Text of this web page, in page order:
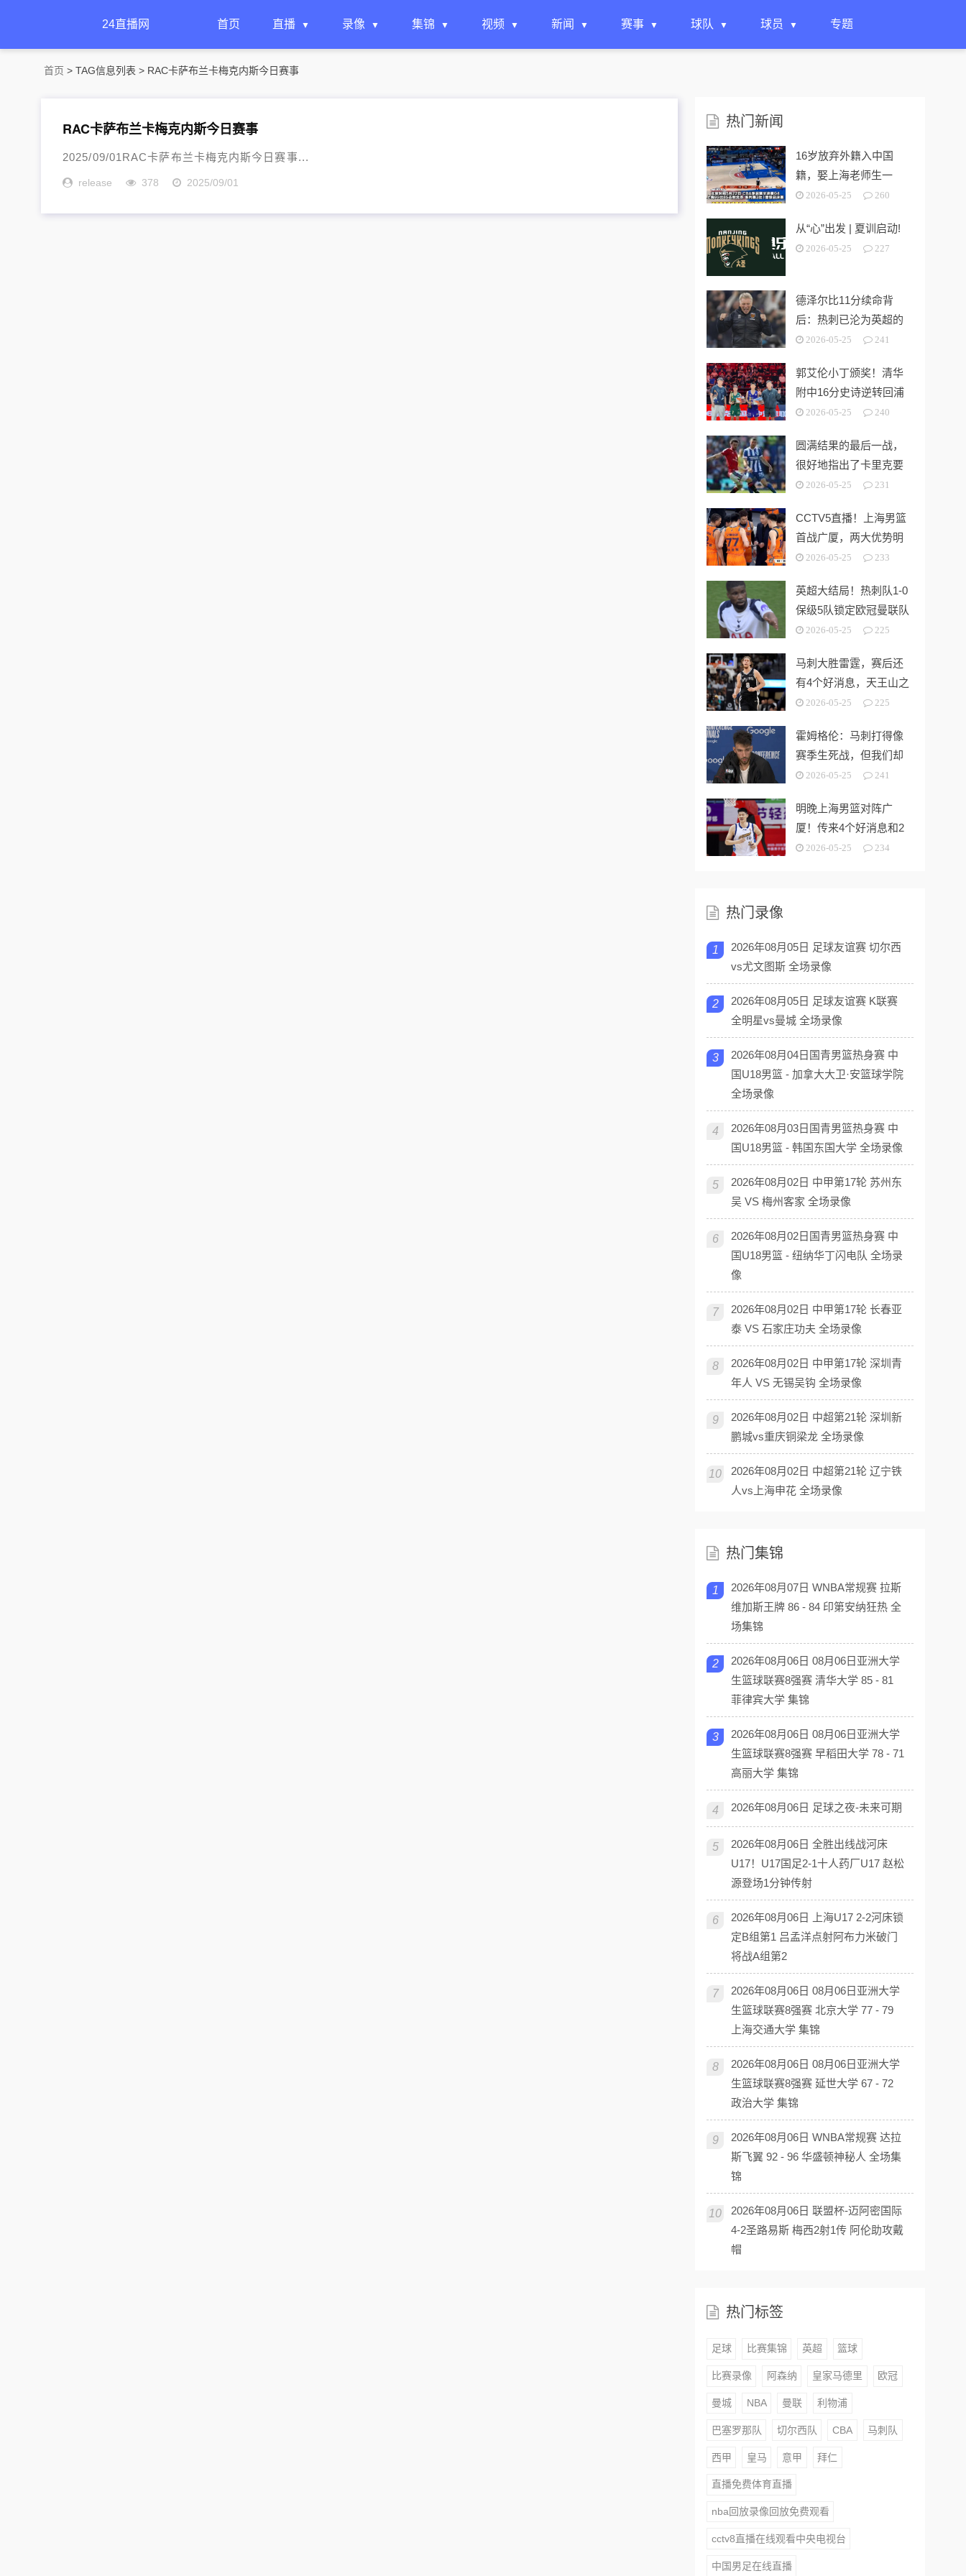
24直播网 首页 直播 录像 集锦 视频 新闻 赛事 球队 球员 专题
首页 > TAG信息列表 > RAC卡萨布兰卡梅克内斯今日赛事
RAC卡萨布兰卡梅克内斯今日赛事
2025/09/01RAC卡萨布兰卡梅克内斯今日赛事...
release 378 2025/09/01
热门新闻
16岁放弃外籍入中国
籍，娶上海老师生一
女，24岁帮上海男篮进
2026-05-25 260
从“心”出发 | 夏训启动!
2026-05-25 227
德泽尔比11分续命背
后：热刺已沦为英超的
“系统性风险样本”！
2026-05-25 241
郭艾伦小丁颁奖！清华
附中16分史诗逆转回浦
中学 时隔5年夺第15冠
2026-05-25 240
圆满结果的最后一战，
很好地指出了卡里克要
解决的终极问题
2026-05-25 231
CCTV5直播！上海男篮
首战广厦，两大优势明
显，孙铭徽带伤出战！
2026-05-25 233
英超大结局！热刺队1-0
保级5队锁定欧冠曼联队
第3切尔西无缘欧战
2026-05-25 225
马刺大胜雷霆，赛后还
有4个好消息，天王山之
战奥利尼克要来了
2026-05-25 225
霍姆格伦：马刺打得像
赛季生死战，但我们却
没找到赢球的办法
2026-05-25 241
明晚上海男篮对阵广
厦！传来4个好消息和2
个坏消息，能拿下开门
2026-05-25 234
热门录像
1
2026年08月05日 足球友谊赛 切尔西
vs尤文图斯 全场录像
2
2026年08月05日 足球友谊赛 K联赛
全明星vs曼城 全场录像
3
2026年08月04日国青男篮热身赛 中
国U18男篮 - 加拿大大卫·安篮球学院
全场录像
4
2026年08月03日国青男篮热身赛 中
国U18男篮 - 韩国东国大学 全场录像
5
2026年08月02日 中甲第17轮 苏州东
吴 VS 梅州客家 全场录像
6
2026年08月02日国青男篮热身赛 中
国U18男篮 - 纽纳华丁闪电队 全场录
像
7
2026年08月02日 中甲第17轮 长春亚
泰 VS 石家庄功夫 全场录像
8
2026年08月02日 中甲第17轮 深圳青
年人 VS 无锡吴钩 全场录像
9
2026年08月02日 中超第21轮 深圳新
鹏城vs重庆铜梁龙 全场录像
10
2026年08月02日 中超第21轮 辽宁铁
人vs上海申花 全场录像
热门集锦
1
2026年08月07日 WNBA常规赛 拉斯
维加斯王牌 86 - 84 印第安纳狂热 全
场集锦
2
2026年08月06日 08月06日亚洲大学
生篮球联赛8强赛 清华大学 85 - 81
菲律宾大学 集锦
3
2026年08月06日 08月06日亚洲大学
生篮球联赛8强赛 早稻田大学 78 - 71
高丽大学 集锦
4 2026年08月06日 足球之夜-未来可期
5
2026年08月06日 全胜出线战河床
U17！U17国足2-1十人药厂U17 赵松
源登场1分钟传射
6
2026年08月06日 上海U17 2-2河床锁
定B组第1 吕孟洋点射阿布力米破门
将战A组第2
7
2026年08月06日 08月06日亚洲大学
生篮球联赛8强赛 北京大学 77 - 79
上海交通大学 集锦
8
2026年08月06日 08月06日亚洲大学
生篮球联赛8强赛 延世大学 67 - 72
政治大学 集锦
9
2026年08月06日 WNBA常规赛 达拉
斯飞翼 92 - 96 华盛顿神秘人 全场集
锦
10
2026年08月06日 联盟杯-迈阿密国际
4-2圣路易斯 梅西2射1传 阿伦助攻戴
帽
热门标签
足球 比赛集锦 英超 篮球
比赛录像 阿森纳 皇家马德里 欧冠
曼城 NBA 曼联 利物浦
巴塞罗那队 切尔西队 CBA 马刺队
西甲 皇马 意甲 拜仁
直播免费体育直播
nba回放录像回放免费观看
cctv8直播在线观看中央电视台
中国男足在线直播